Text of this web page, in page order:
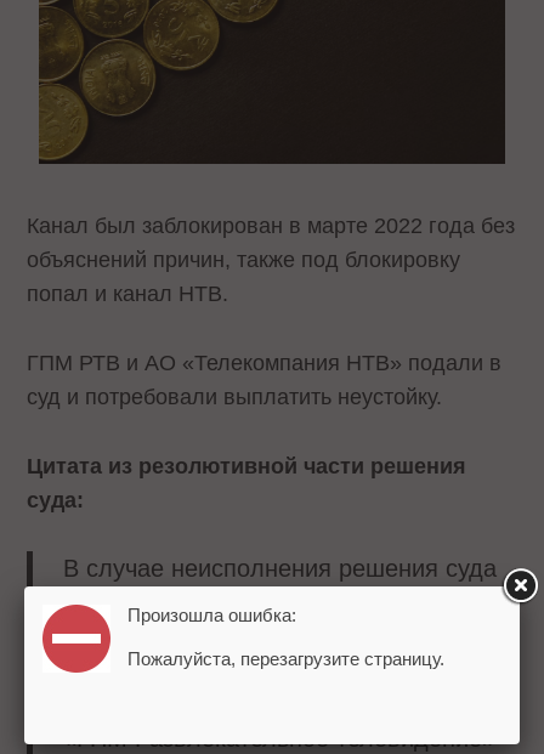
Канал был заблокирован в марте 2022 года без
объяснений причин, также под блокировку
попал и канал НТВ.
ГПМ РТВ и АО «Телекомпания НТВ» подали в
суд и потребовали выплатить неустойку.
Цитата из резолютивной части решения
суда:
В случае неисполнения решения суда
взыскать солидарно с Google Ireland
Limited, Google LLC, Google Commerce
Limited, ООО «Гугл» в пользу общества
«ГПМ Развлекательное телевидение»
Произошла ошибка:
Пожалуйста, перезагрузите страницу.